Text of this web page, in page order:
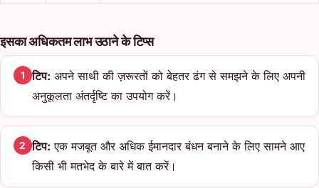
इसका अधिकतम लाभ उठाने के टिप्स
1 टिप: अपने साथी की ज़रूरतों को बेहतर ढंग से समझने के लिए अपनी
अनुकूलता अंतर्दृष्टि का उपयोग करें।
2 टिप: एक मजबूत और अधिक ईमानदार बंधन बनाने के लिए सामने आए
किसी भी मतभेद के बारे में बात करें।